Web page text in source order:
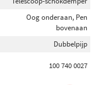
Oog onderaan, Pen
bovenaan
Dubbelpijp
100 740 0027